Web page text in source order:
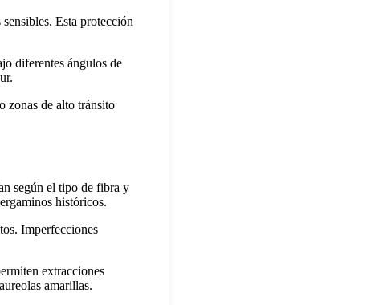
Esta protección
diferentes ángulos de
zonas de alto tránsito
según el tipo de fibra y
históricos.
Imperfecciones
extracciones
amarillas.